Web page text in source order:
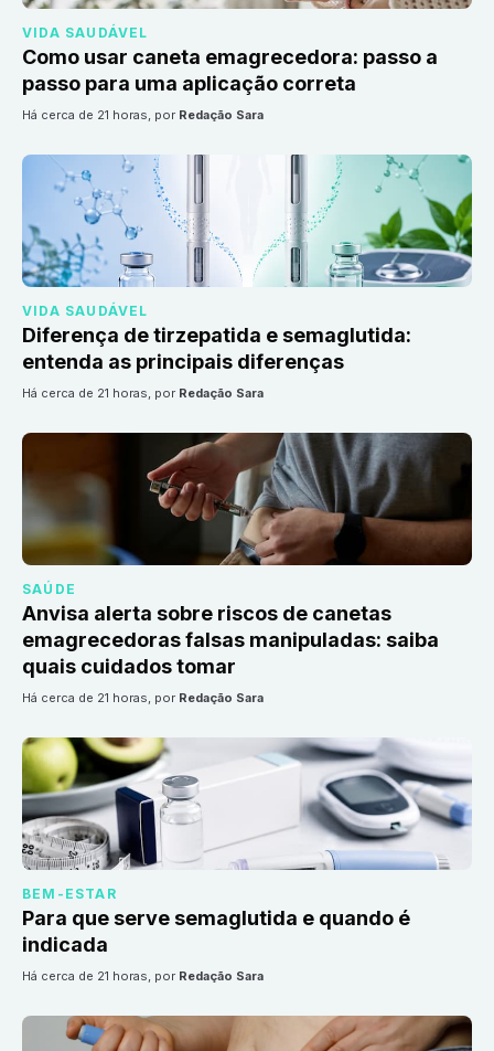
VIDA SAUDÁVEL
Como usar caneta emagrecedora: passo a
passo para uma aplicação correta
há cerca de 21 horas, por Redação Sara
VIDA SAUDÁVEL
Diferença de tirzepatida e semaglutida:
entenda as principais diferenças
há cerca de 21 horas, por Redação Sara
SAÚDE
Anvisa alerta sobre riscos de canetas
emagrecedoras falsas manipuladas: saiba
quais cuidados tomar
há cerca de 21 horas, por Redação Sara
BEM-ESTAR
Para que serve semaglutida e quando é
indicada
há cerca de 21 horas, por Redação Sara